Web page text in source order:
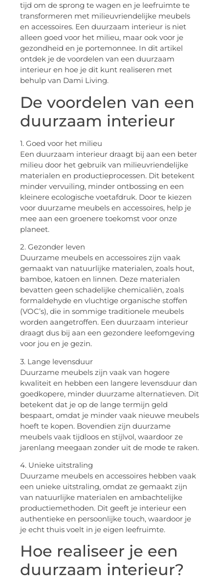
tijd om de sprong te wagen en je leefruimte te
transformeren met milieuvriendelijke meubels
en accessoires. Een duurzaam interieur is niet
alleen goed voor het milieu, maar ook voor je
gezondheid en je portemonnee. In dit artikel
ontdek je de voordelen van een duurzaam
interieur en hoe je dit kunt realiseren met
behulp van Dami Living.
De voordelen van een
duurzaam interieur
1. Goed voor het milieu
Een duurzaam interieur draagt bij aan een beter
milieu door het gebruik van milieuvriendelijke
materialen en productieprocessen. Dit betekent
minder vervuiling, minder ontbossing en een
kleinere ecologische voetafdruk. Door te kiezen
voor duurzame meubels en accessoires, help je
mee aan een groenere toekomst voor onze
planeet.
2. Gezonder leven
Duurzame meubels en accessoires zijn vaak
gemaakt van natuurlijke materialen, zoals hout,
bamboe, katoen en linnen. Deze materialen
bevatten geen schadelijke chemicaliën, zoals
formaldehyde en vluchtige organische stoffen
(VOC’s), die in sommige traditionele meubels
worden aangetroffen. Een duurzaam interieur
draagt dus bij aan een gezondere leefomgeving
voor jou en je gezin.
3. Lange levensduur
Duurzame meubels zijn vaak van hogere
kwaliteit en hebben een langere levensduur dan
goedkopere, minder duurzame alternatieven. Dit
betekent dat je op de lange termijn geld
bespaart, omdat je minder vaak nieuwe meubels
hoeft te kopen. Bovendien zijn duurzame
meubels vaak tijdloos en stijlvol, waardoor ze
jarenlang meegaan zonder uit de mode te raken.
4. Unieke uitstraling
Duurzame meubels en accessoires hebben vaak
een unieke uitstraling, omdat ze gemaakt zijn
van natuurlijke materialen en ambachtelijke
productiemethoden. Dit geeft je interieur een
authentieke en persoonlijke touch, waardoor je
je echt thuis voelt in je eigen leefruimte.
Hoe realiseer je een
duurzaam interieur?